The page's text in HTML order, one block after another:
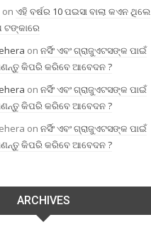
on ଏହି ବର୍ଷର 10 ପଇସା ବାଲା କଏନ ଥିଲେ
on ନର୍ସିଂ ଏବଂ ଗ୍ରାଜୁଏଟସଙ୍କ ପାଇଁ
କିପରି କରିବେ ଆବେଦନ ?
on ନର୍ସିଂ ଏବଂ ଗ୍ରାଜୁଏଟସଙ୍କ ପାଇଁ
କିପରି କରିବେ ଆବେଦନ ?
on ନର୍ସିଂ ଏବଂ ଗ୍ରାଜୁଏଟସଙ୍କ ପାଇଁ
କିପରି କରିବେ ଆବେଦନ ?
ARCHIVES